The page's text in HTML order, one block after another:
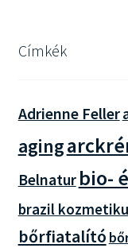
Címkék
Adrienne Feller
aging
Belnatur bio-
brazil
bőrfiatalító